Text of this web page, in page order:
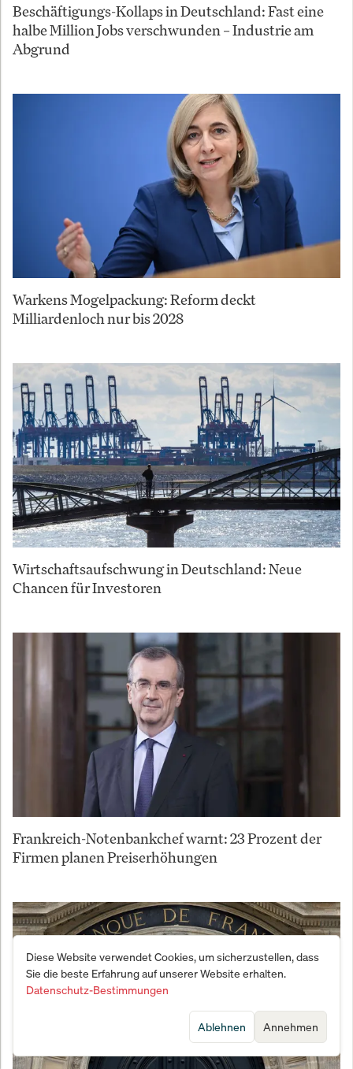
Beschäftigungs-Kollaps in Deutschland: Fast eine
halbe Million Jobs verschwunden – Industrie am
Abgrund
Warkens Mogelpackung: Reform deckt
Milliardenloch nur bis 2028
Wirtschaftsaufschwung in Deutschland: Neue
Chancen für Investoren
Frankreich-Notenbankchef warnt: 23 Prozent der
Firmen planen Preiserhöhungen
Diese Website verwendet Cookies, um sicherzustellen, dass
Sie die beste Erfahrung auf unserer Website erhalten.
Datenschutz-Bestimmungen
Annehmen
Ablehnen